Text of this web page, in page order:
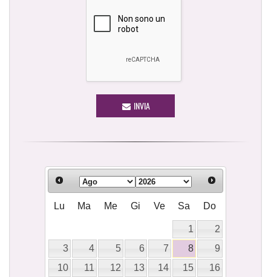
INVIA
Lu Ma Me Gi Ve Sa Do
1
2
3
4 5 6 7 8
9
10
11 12 13 14 15
16